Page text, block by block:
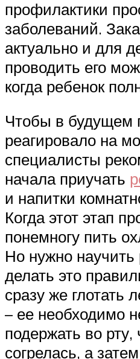
профилактики
заболеваний.
актуально и для
проводить его
когда ребенок
Чтобы в будущем
реагировало на
специалисты
начала приучать
и напитки
Когда этот этап
понемногу пить
Но нужно научить
делать это
сразу же глотать
– ее необходимо
подержать во
согрелась, а